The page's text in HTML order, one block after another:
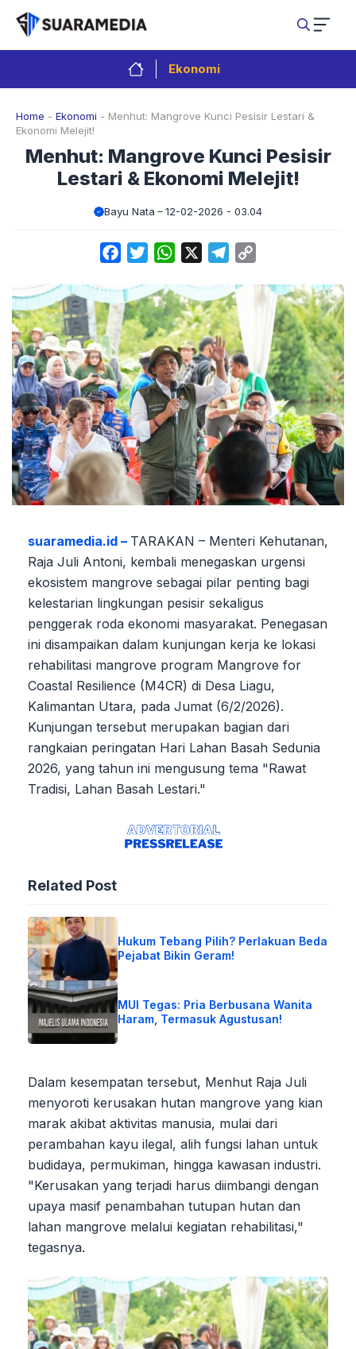
Langsung
isi
Ekonomi
Home - Ekonomi - Menhut: Mangrove Kunci Pesisir Lestari &
Ekonomi Melejit!
Menhut: Mangrove Kunci Pesisir
Lestari & Ekonomi Melejit!
Bayu Nata 12-02-2026 - 03.04
FacebookTwitterWhatsApp Telegram
suaramedia.id – TARAKAN – Menteri Kehutanan,
Raja Juli Antoni, kembali menegaskan urgensi
ekosistem mangrove sebagai pilar penting bagi
kelestarian lingkungan pesisir sekaligus
penggerak roda ekonomi masyarakat. Penegasan
ini disampaikan dalam kunjungan kerja ke lokasi
rehabilitasi mangrove program Mangrove for
Coastal Resilience (M4CR) di Desa Liagu,
Kalimantan Utara, pada Jumat (6/2/2026).
Kunjungan tersebut merupakan bagian dari
rangkaian peringatan Hari Lahan Basah Sedunia
2026, yang tahun ini mengusung tema "Rawat
Tradisi, Lahan Basah Lestari."
Related Post
Hukum Tebang Pilih? Perlakuan Beda
Pejabat Bikin Geram!
MUI Tegas: Pria Berbusana Wanita
Haram, Termasuk Agustusan!
Dalam kesempatan tersebut, Menhut Raja Juli
menyoroti kerusakan hutan mangrove yang kian
marak akibat aktivitas manusia, mulai dari
perambahan kayu ilegal, alih fungsi lahan untuk
budidaya, permukiman, hingga kawasan industri.
"Kerusakan yang terjadi harus diimbangi dengan
upaya masif penambahan tutupan hutan dan
lahan mangrove melalui kegiatan rehabilitasi,"
tegasnya.